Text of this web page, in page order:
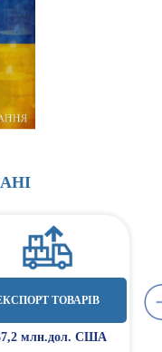
ТОВАРІВ
млн.дол. США